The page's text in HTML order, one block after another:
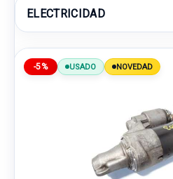
ELECTRICIDAD
-5% USADO NOVEDAD